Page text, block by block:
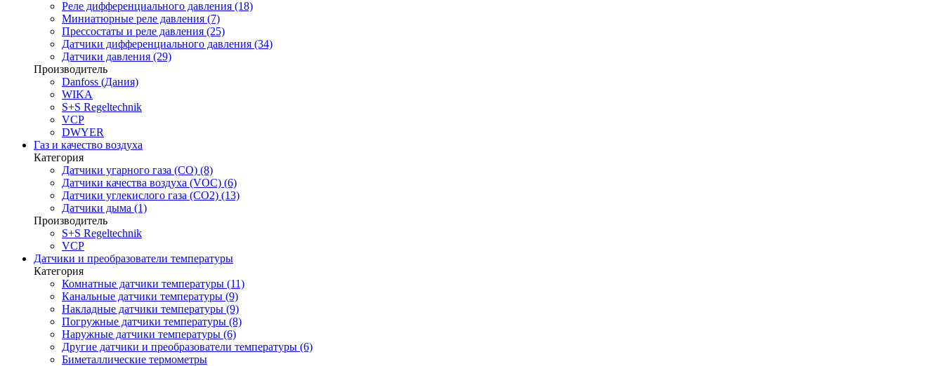
Реле дифференциального давления (18)
Миниатюрные реле давления (7)
Прессостаты и реле давления (25)
Датчики дифференциального давления (34)
Датчики давления (29)
Производитель
Danfoss (Дания)
WIKA
S+S Regeltechnik
VCP
DWYER
Газ и качество воздуха
Категория
Датчики угарного газа (CO) (8)
Датчики качества воздуха (VOC) (6)
Датчики углекислого газа (CO2) (13)
Датчики дыма (1)
Производитель
S+S Regeltechnik
VCP
Датчики и преобразователи температуры
Категория
Комнатные датчики температуры (11)
Канальные датчики температуры (9)
Накладные датчики температуры (9)
Погружные датчики температуры (8)
Наружные датчики температуры (6)
Другие датчики и преобразователи температуры (6)
Биметаллические термометры